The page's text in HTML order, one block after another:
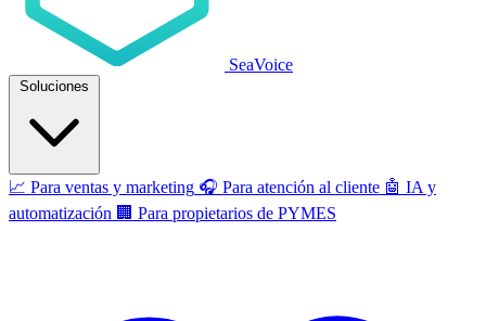
SeaVoice
Soluciones
📈 Para ventas y marketing 🎧 Para atención al cliente 🤖 IA y
automatización 🏢 Para propietarios de PYMES